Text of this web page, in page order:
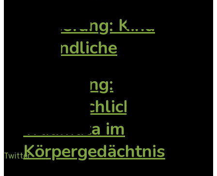
Vertiefung: Kind
Jugendliche
Vertiefung:
Vorsprachliche
Traumata im
Körpergedächtnis
Twitter